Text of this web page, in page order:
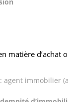
matière d’achat
: agent immobilier